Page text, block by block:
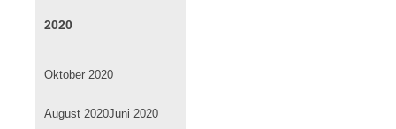
2020
Oktober 2020
August 2020Juni 2020